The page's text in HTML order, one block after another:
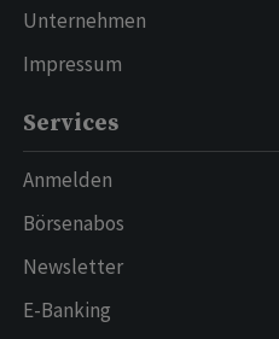
Unternehmen
Impressum
Services
Anmelden
Börsenabos
Newsletter
E-Banking